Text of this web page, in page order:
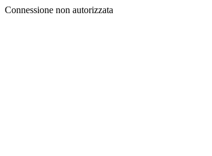
Connessione non autorizzata